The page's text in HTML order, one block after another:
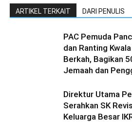
ARTIKEL TERKAIT DARI PENULIS
PAC Pemuda
dan Ranting
Berkah, Bagikan
Jemaah dan
Direktur Utama
Serahkan SK
Keluarga Besar